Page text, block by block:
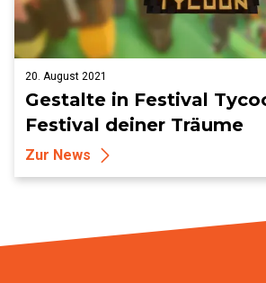
20. August 2021
Gestalte in Festival
Festival deiner Träume
Zur News